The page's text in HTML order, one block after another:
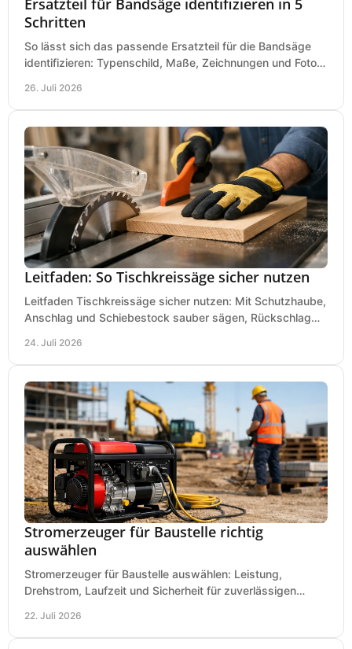
Schritten
So lässt sich das passende Ersatzteil für die Bandsäge
identifizieren: Typenschild, Maße, Zeichnungen und Fotos
26. Juli 2026
Leitfaden: So Tischkreissäge sicher nutzen
Leitfaden Tischkreissäge sicher nutzen: Mit Schutzhaube,
Anschlag und Schiebestock sauber sägen, Rückschlag
24. Juli 2026
Stromerzeuger für Baustelle richtig
auswählen
Stromerzeuger für Baustelle auswählen: Leistung,
Drehstrom, Laufzeit und Sicherheit für zuverlässigen
22. Juli 2026